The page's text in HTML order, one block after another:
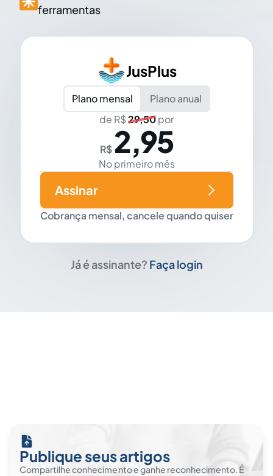
ferramentas
JusPlus
Plano mensal
Plano anual
de R$29,50por
R$ 2,95
No primeiro mês
Cobrança mensal, cancele quando quiser
Assinar
Já é assinante? Faça login
Publique seus artigos
Compartilhe conhecimento e ganhe reconhecimento. É